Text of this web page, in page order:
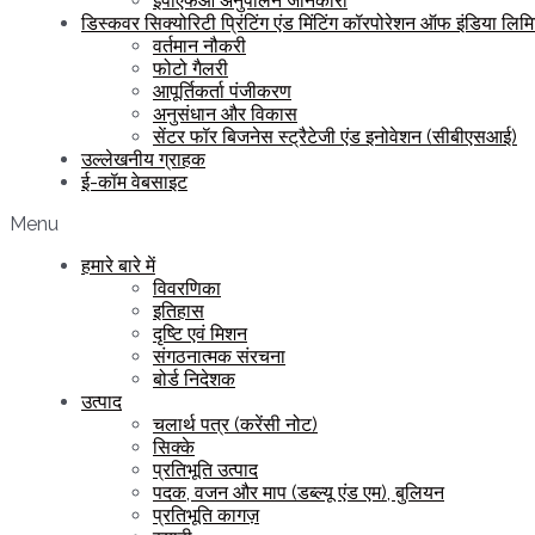
डिस्कवर सिक्योरिटी प्रिंटिंग एंड मिंटिंग कॉरपोरेशन ऑफ इंडिया
वर्तमान नौकरी
फोटो गैलरी
आपूर्तिकर्ता पंजीकरण
अनुसंधान और विकास
सेंटर फॉर बिजनेस स्ट्रैटेजी एंड इनोवेशन (सीबीएसआई)
उल्लेखनीय ग्राहक
ई-कॉम वेबसाइट
Menu
हमारे बारे में
विवरणिका
इतिहास
दृष्टि एवं मिशन
संगठनात्मक संरचना
बोर्ड निदेशक
उत्पाद
चलार्थ पत्र (करेंसी नोट)
सिक्के
प्रतिभूति उत्पाद
पदक, वजन और माप (डब्ल्यू एंड एम), बुलियन
प्रतिभूति कागज़